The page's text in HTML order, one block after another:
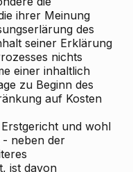
ihrer Meinung
des
seiner Erklärung
nichts
einer inhaltlich
zu Beginn des
auf Kosten
und wohl
neben der
ist davon